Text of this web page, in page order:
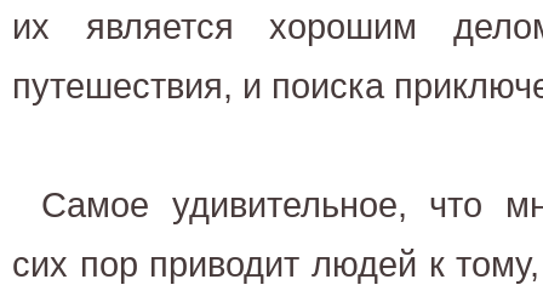
их является хорошим
путешествия, и поиска
Самое удивительное, что
сих пор приводит людей к